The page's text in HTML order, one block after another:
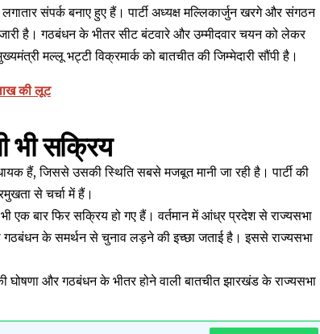
संपर्क बनाए हुए हैं। पार्टी अध्यक्ष मल्लिकार्जुन खरगे और संगठन
है। गठबंधन के भीतर सीट बंटवारे और उम्मीदवार चयन को लेकर
मल्लू भट्टी विक्रमार्क को बातचीत की जिम्मेदारी सौंपी है।
की लूट
भी सक्रिय
हैं, जिससे उसकी स्थिति सबसे मजबूत मानी जा रही है। पार्टी की
से चर्चा में हैं।
एक बार फिर सक्रिय हो गए हैं। वर्तमान में आंध्र प्रदेश से राज्यसभा
गठबंधन के समर्थन से चुनाव लड़ने की इच्छा जताई है। इससे राज्यसभा
घोषणा और गठबंधन के भीतर होने वाली बातचीत झारखंड के राज्यसभा